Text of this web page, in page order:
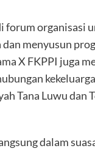
forum organisasi
dan menyusun
X FKPPI juga
Tana Luwu dan
dalam